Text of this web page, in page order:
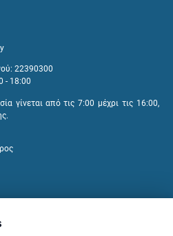
22390300
- 18:00
γίνεται από τις 7:00 μέχρι τις 16:00,